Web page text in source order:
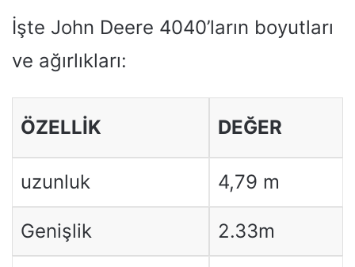
İşte John Deere 4040’ların boyutları
ve ağırlıkları:
ÖZELLIK DEĞER
uzunluk 4,79 m
Genişlik 2.33m